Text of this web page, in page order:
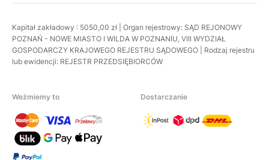
Kapitał zakładowy : 5050,00 zł | Organ rejestrowy: SĄD REJONOWY
POZNAŃ - NOWE MIASTO I WILDA W POZNANIU, VIII WYDZIAŁ
GOSPODARCZY KRAJOWEGO REJESTRU SĄDOWEGO | Rodzaj rejestru
lub ewidencji: REJESTR PRZEDSIĘBIORCÓW
Weźmiemy to Dostarczanie